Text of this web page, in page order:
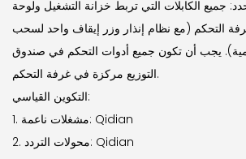
جميع الكابلات التي تربط خزانة التشغيل ولوحة
التحكم (مع نظام إنذار وزر إيقاف واحد لسحب
يجب أن تكون جميع أدوات التحكم في صندوق
التوزيع مركزة في غرفة التحكم.
التكوين القياسي:
1. مشغلات ناعمة: Qidian
2. محولات التردد: Qidian